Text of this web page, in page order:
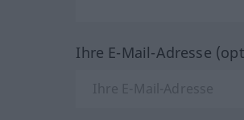
Ihre E-Mail-Adresse